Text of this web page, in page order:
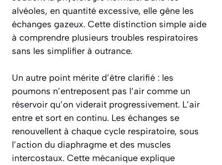
alvéoles, en quantité excessive, elle gêne les
échanges gazeux. Cette distinction simple aide
à comprendre plusieurs troubles respiratoires
sans les simplifier à outrance.
Un autre point mérite d’être clarifié : les
poumons n’entreposent pas l’air comme un
réservoir qu’on viderait progressivement. L’air
entre et sort en continu. Les échanges se
renouvellent à chaque cycle respiratoire, sous
l’action du diaphragme et des muscles
intercostaux. Cette mécanique explique